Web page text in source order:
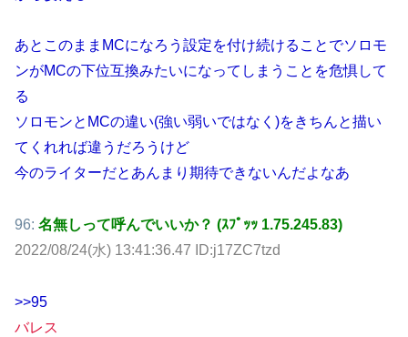
あとこのままMCになろう設定を付け続けることでソロモ
ンがMCの下位互換みたいになってしまうことを危惧して
る
ソロモンとMCの違い(強い弱いではなく)をきちんと描い
てくれれば違うだろうけど
今のライターだとあんまり期待できないんだよなあ
96: 名無しって呼んでいいか？ (ｽﾌﾟｯｯ 1.75.245.83)
2022/08/24(水) 13:41:36.47 ID:j17ZC7tzd
>>95
バレス